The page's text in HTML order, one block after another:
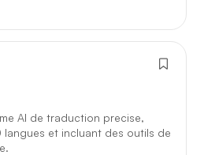
AI de traduction precise,
et incluant des outils de